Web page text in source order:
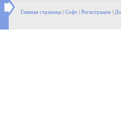
Главная страница | Софт | Регистрация |